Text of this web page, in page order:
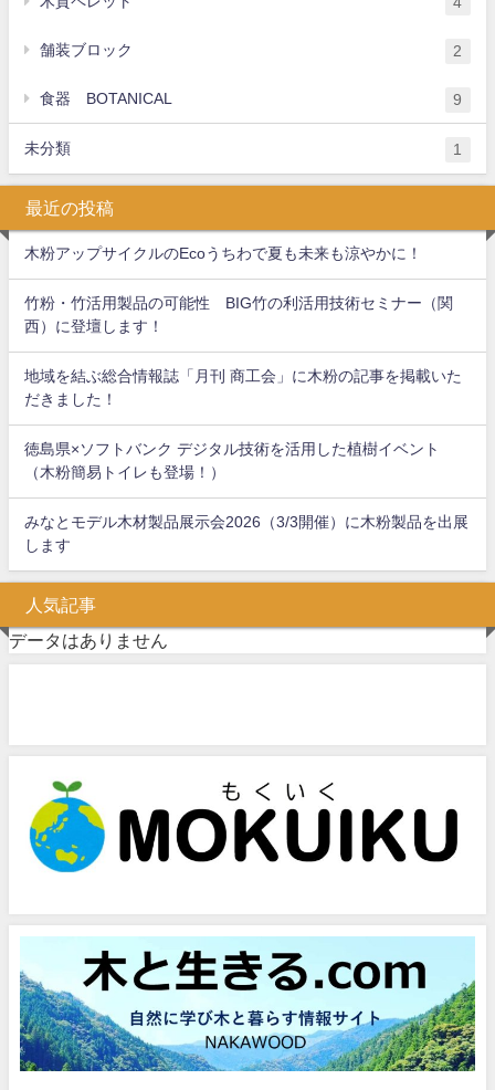
舗装ブロック 2
食器 BOTANICAL 9
未分類 1
最近の投稿
木粉アップサイクルのEcoうちわで夏も未来も涼やかに！
竹粉・竹活用製品の可能性 BIG竹の利活用技術セミナー（関
西）に登壇します！
地域を結ぶ総合情報誌「月刊 商工会」に木粉の記事を掲載いた
だきました！
徳島県×ソフトバンク デジタル技術を活用した植樹イベント
（木粉簡易トイレも登場！）
みなとモデル木材製品展示会2026（3/3開催）に木粉製品を出展
します
人気記事
データはありません